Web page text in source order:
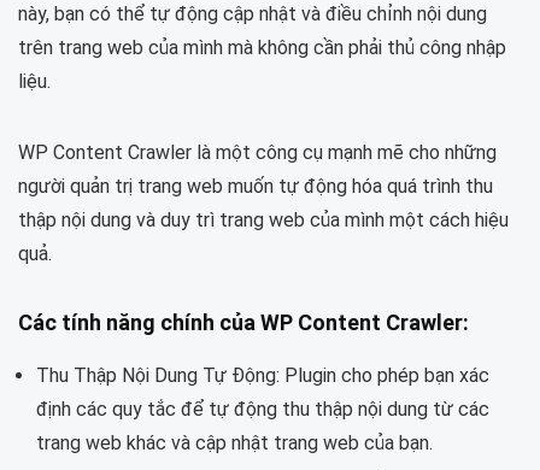
này, bạn có thể tự động cập nhật và điều chỉnh nội dung
trên trang web của mình mà không cần phải thủ công nhập
liệu.
WP Content Crawler là một công cụ mạnh mẽ cho những
người quản trị trang web muốn tự động hóa quá trình thu
thập nội dung và duy trì trang web của mình một cách hiệu
quả.
Các tính năng chính của WP Content Crawler:
Thu Thập Nội Dung Tự Động: Plugin cho phép bạn xác
định các quy tắc để tự động thu thập nội dung từ các
trang web khác và cập nhật trang web của bạn.